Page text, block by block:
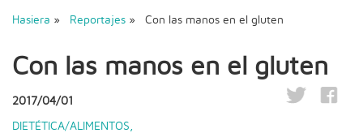
Hasiera » Reportajes » Con las manos en el gluten
Con las manos en el gluten
2017/04/01
DIETÉTICA/ALIMENTOS